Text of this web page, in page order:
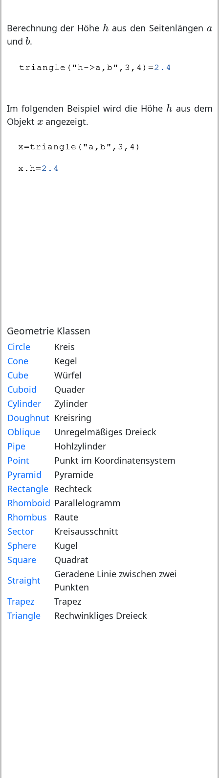
Berechnung der Höhe h
h aus den Seitenlängen a
a
und b
b.
Im folgenden Beispiel wird die Höhe h
h aus dem
Objekt x
xangezeigt.
Geometrie Klassen
Circle
Kreis
Cone
Kegel
Cube
Würfel
Cuboid
Quader
Cylinder
Zylinder
Doughnut Kreisring
Oblique
Unregelmäßiges Dreieck
Pipe
Hohlzylinder
Point
Punkt im Koordinatensystem
Pyramid
Pyramide
Rectangle Rechteck
Rhomboid Parallelogramm
Rhombus
Raute
Sector
Kreisausschnitt
Sphere
Kugel
Square
Quadrat
Straight
Geradene Linie zwischen zwei
Punkten
Trapez
Trapez
Triangle
Rechwinkliges Dreieck